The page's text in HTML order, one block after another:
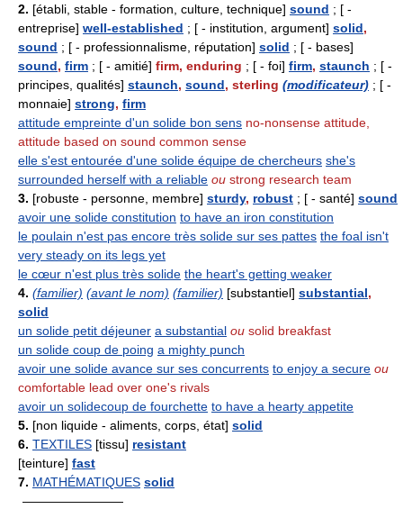
2. [établi, stable - formation, culture, technique] sound ; [ -
entreprise] well-established ; [ - institution, argument] solid,
sound ; [ - professionnalisme, réputation] solid ; [ - bases]
sound, firm ; [ - amitié] firm, enduring ; [ - foi] firm, staunch ; [ -
principes, qualités] staunch, sound, sterling (modificateur) ; [ -
monnaie] strong, firm
attitude empreinte d'un solide bon sens no-nonsense attitude,
attitude based on sound common sense
elle s'est entourée d'une solide équipe de chercheurs she's
surrounded herself with a reliable ou strong research team
3. [robuste - personne, membre] sturdy, robust ; [ - santé] sound
avoir une solide constitution to have an iron constitution
le poulain n'est pas encore très solide sur ses pattes the foal isn't
very steady on its legs yet
le cœur n'est plus très solide the heart's getting weaker
4. (familier) (avant le nom) (familier) [substantiel] substantial,
solid
un solide petit déjeuner a substantial ou solid breakfast
un solide coup de poing a mighty punch
avoir une solide avance sur ses concurrents to enjoy a secure ou
comfortable lead over one's rivals
avoir un solidecoup de fourchette to have a hearty appetite
5. [non liquide - aliments, corps, état] solid
6. TEXTILES [tissu] resistant
[teinture] fast
7. MATHÉMATIQUES solid
————————